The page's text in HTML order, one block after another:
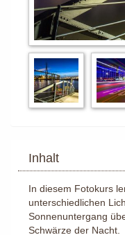
Inhalt
In diesem Fotokurs
unterschiedlichen
Sonnenuntergang
Schwärze der Nacht.